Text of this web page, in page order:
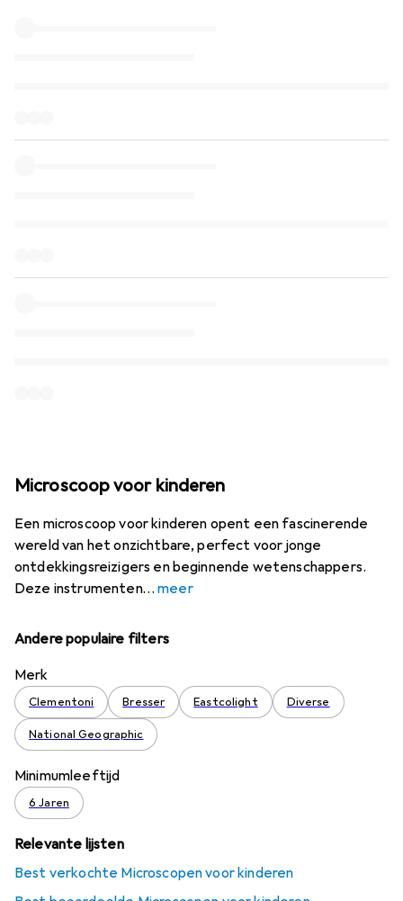
Microscoop voor kinderen
Een microscoop voor kinderen opent een fascinerende
wereld van het onzichtbare, perfect voor jonge
ontdekkingsreizigers en beginnende wetenschappers.
Deze instrumenten
meer
Andere populaire filters
Merk
Clementoni Bresser Eastcolight Diverse
National Geographic
Minimumleeftijd
6 Jaren
Relevante lijsten
Best verkochte Microscopen voor kinderen